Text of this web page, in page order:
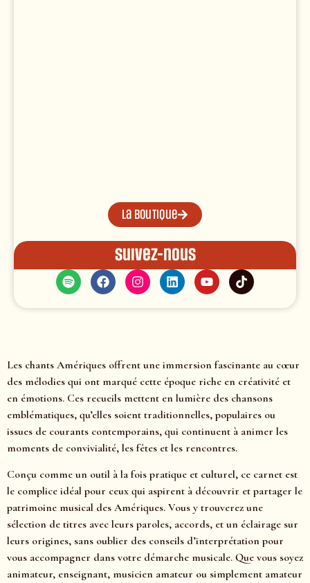
La boutique
Suivez-nous
Les chants Amériques offrent une immersion fascinante au cœur
des mélodies qui ont marqué cette époque riche en créativité et
en émotions. Ces recueils mettent en lumière des chansons
emblématiques, qu’elles soient traditionnelles, populaires ou
issues de courants contemporains, qui continuent à animer les
moments de convivialité, les fêtes et les rencontres.
Conçu comme un outil à la fois pratique et culturel, ce carnet est
le complice idéal pour ceux qui aspirent à découvrir et partager le
patrimoine musical des Amériques. Vous y trouverez une
sélection de titres avec leurs paroles, accords, et un éclairage sur
leurs origines, sans oublier des conseils d’interprétation pour
vous accompagner dans votre démarche musicale. Que vous soyez
animateur, enseignant, musicien amateur ou simplement amateur